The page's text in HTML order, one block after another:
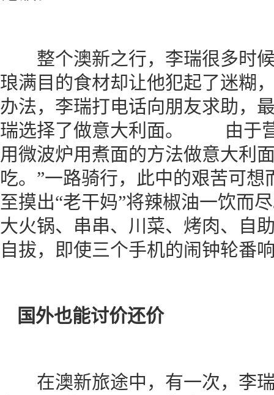
整个澳新之行，李瑞很多时
琅满目的食材却让他犯起了迷糊
办法，李瑞打电话向朋友求助，
瑞选择了做意大利面。 由于营
用微波炉用煮面的方法做意大利
吃。”一路骑行，此中的艰苦可
至摸出“老干妈”将辣椒油一饮而
大火锅、串串、川菜、烤肉、自
自拔，即使三个手机的闹钟轮番
国外也能讨价还价
在澳新旅途中，有一次，李